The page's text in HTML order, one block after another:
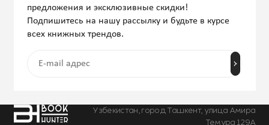
Узбекистан, город Ташкент, улица Амира
Темура 129А
предложения и эксклюзивные скидки!
Подпишитесь на нашу рассылку и будьте в курсе
всех книжных трендов.